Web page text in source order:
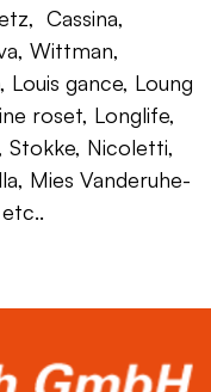
Cassina,
Wittman,
Louis gance, Loung
roset, Longlife,
Stokke, Nicoletti,
Mies Vanderuhe-